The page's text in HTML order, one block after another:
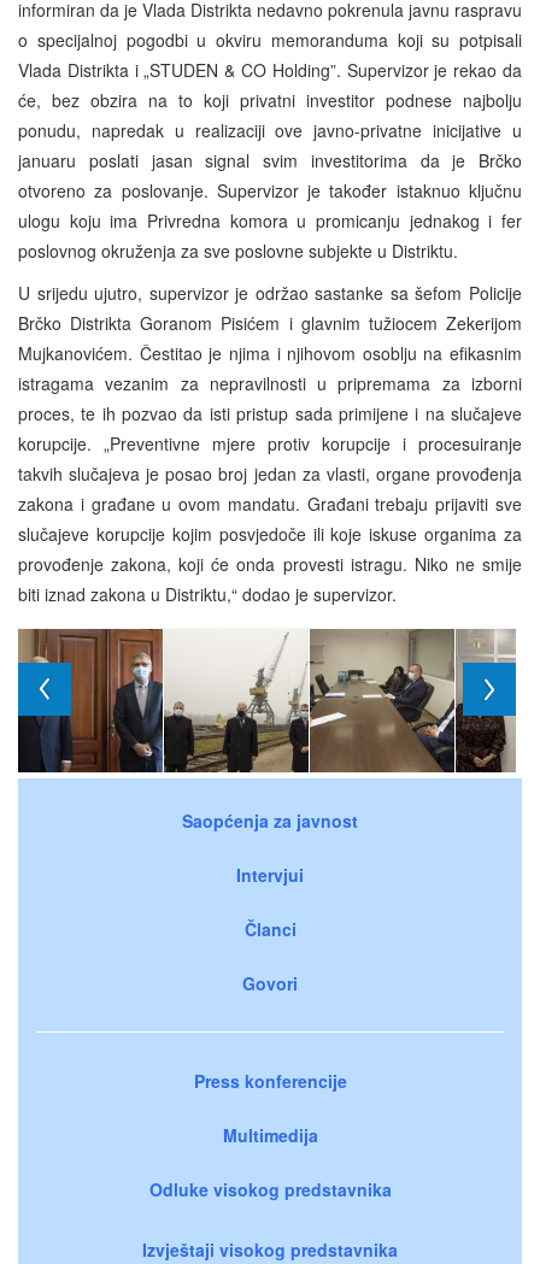
informiran da je Vlada Distrikta nedavno pokrenula javnu raspravu
o specijalnoj pogodbi u okviru memoranduma koji su potpisali
Vlada Distrikta i „STUDEN & CO Holding”. Supervizor je rekao da
će, bez obzira na to koji privatni investitor podnese najbolju
ponudu, napredak u realizaciji ove javno-privatne inicijative u
januaru poslati jasan signal svim investitorima da je Brčko
otvoreno za poslovanje. Supervizor je također istaknuo ključnu
ulogu koju ima Privredna komora u promicanju jednakog i fer
poslovnog okruženja za sve poslovne subjekte u Distriktu.
U srijedu ujutro, supervizor je održao sastanke sa šefom Policije
Brčko Distrikta Goranom Pisićem i glavnim tužiocem Zekerijom
Mujkanovićem. Čestitao je njima i njihovom osoblju na efikasnim
istragama vezanim za nepravilnosti u pripremama za izborni
proces, te ih pozvao da isti pristup sada primijene i na slučajeve
korupcije. „Preventivne mjere protiv korupcije i procesuiranje
takvih slučajeva je posao broj jedan za vlasti, organe provođenja
zakona i građane u ovom mandatu. Građani trebaju prijaviti sve
slučajeve korupcije kojim posvjedoče ili koje iskuse organima za
provođenje zakona, koji će onda provesti istragu. Niko ne smije
biti iznad zakona u Distriktu,“ dodao je supervizor.
Saopćenja za javnost
Intervjui
Članci
Govori
Press konferencije
Multimedija
Odluke visokog predstavnika
Izvještaji visokog predstavnika